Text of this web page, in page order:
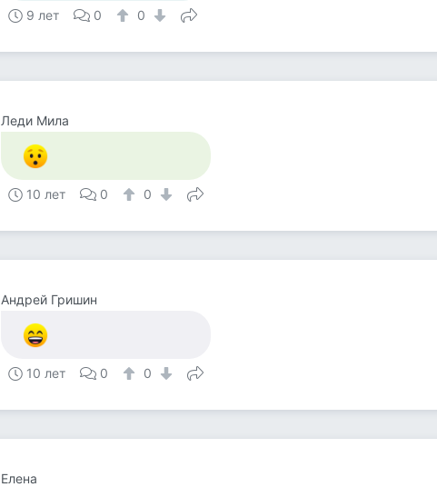
9 лет 0 0
Леди Мила
10 лет 0 0
Андрей Гришин
10 лет 0 0
Елена